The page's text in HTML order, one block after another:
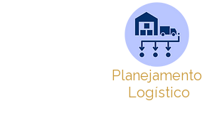
Planejamento
Logístico